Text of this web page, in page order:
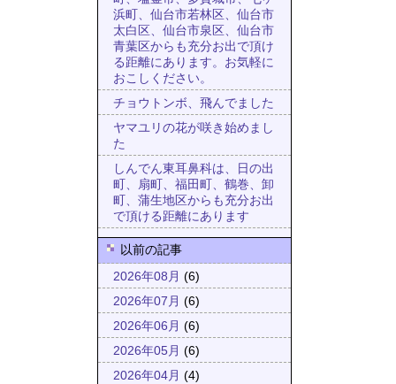
浜町、仙台市若林区、仙台市
太白区、仙台市泉区、仙台市
青葉区からも充分お出で頂け
る距離にあります。お気軽に
おこしください。
チョウトンボ、飛んでました
ヤマユリの花が咲き始めまし
た
しんでん東耳鼻科は、日の出
町、扇町、福田町、鶴巻、卸
町、蒲生地区からも充分お出
で頂ける距離にあります
以前の記事
2026年08月 (6)
2026年07月 (6)
2026年06月 (6)
2026年05月 (6)
2026年04月 (4)